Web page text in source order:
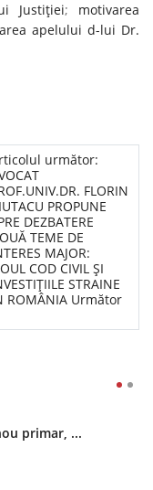
Justiţiei; motivarea
apelului d-lui Dr.
următor:
FLORIN
PROPUNE
DEZBATERE
TEME DE
MAJOR:
COD CIVIL ŞI
STRAINE
ROMÂNIA Următor
primar, ...